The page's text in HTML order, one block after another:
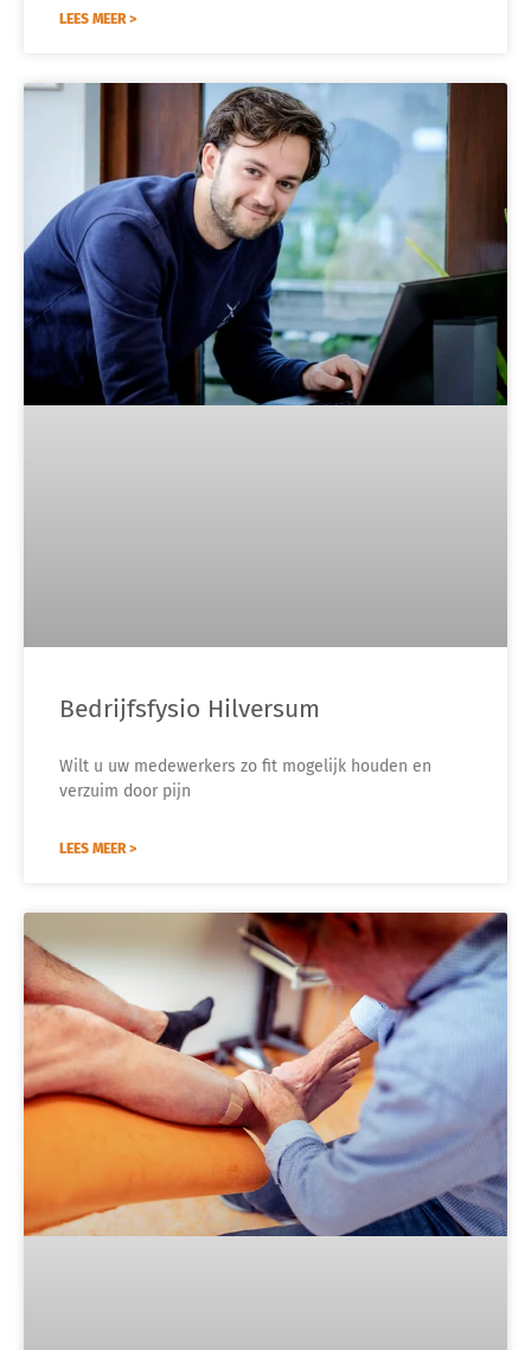
LEES MEER >
Bedrijfsfysio Hilversum
Wilt u uw medewerkers zo fit mogelijk houden en
verzuim door pijn
LEES MEER >